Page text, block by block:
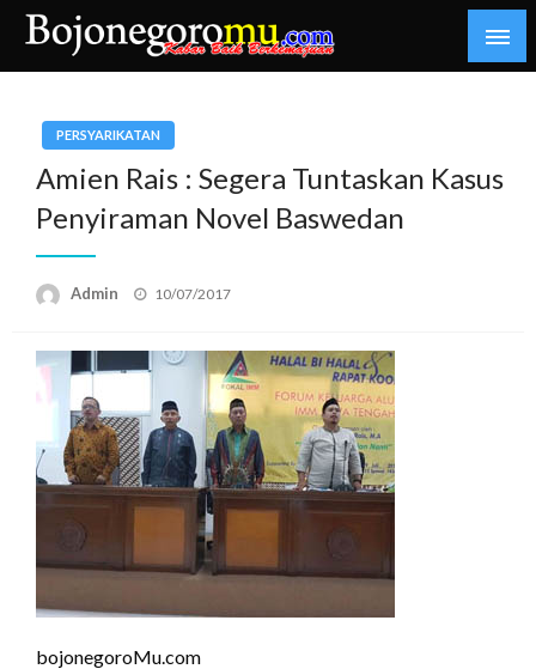
Skip
content
Kabar Baik Berkemajuan
PERSYARIKATAN
Amien Rais : Segera Tuntaskan Kasus
Penyiraman Novel Baswedan
Admin
Posted
10/07/2017
bojonegoroMu.com